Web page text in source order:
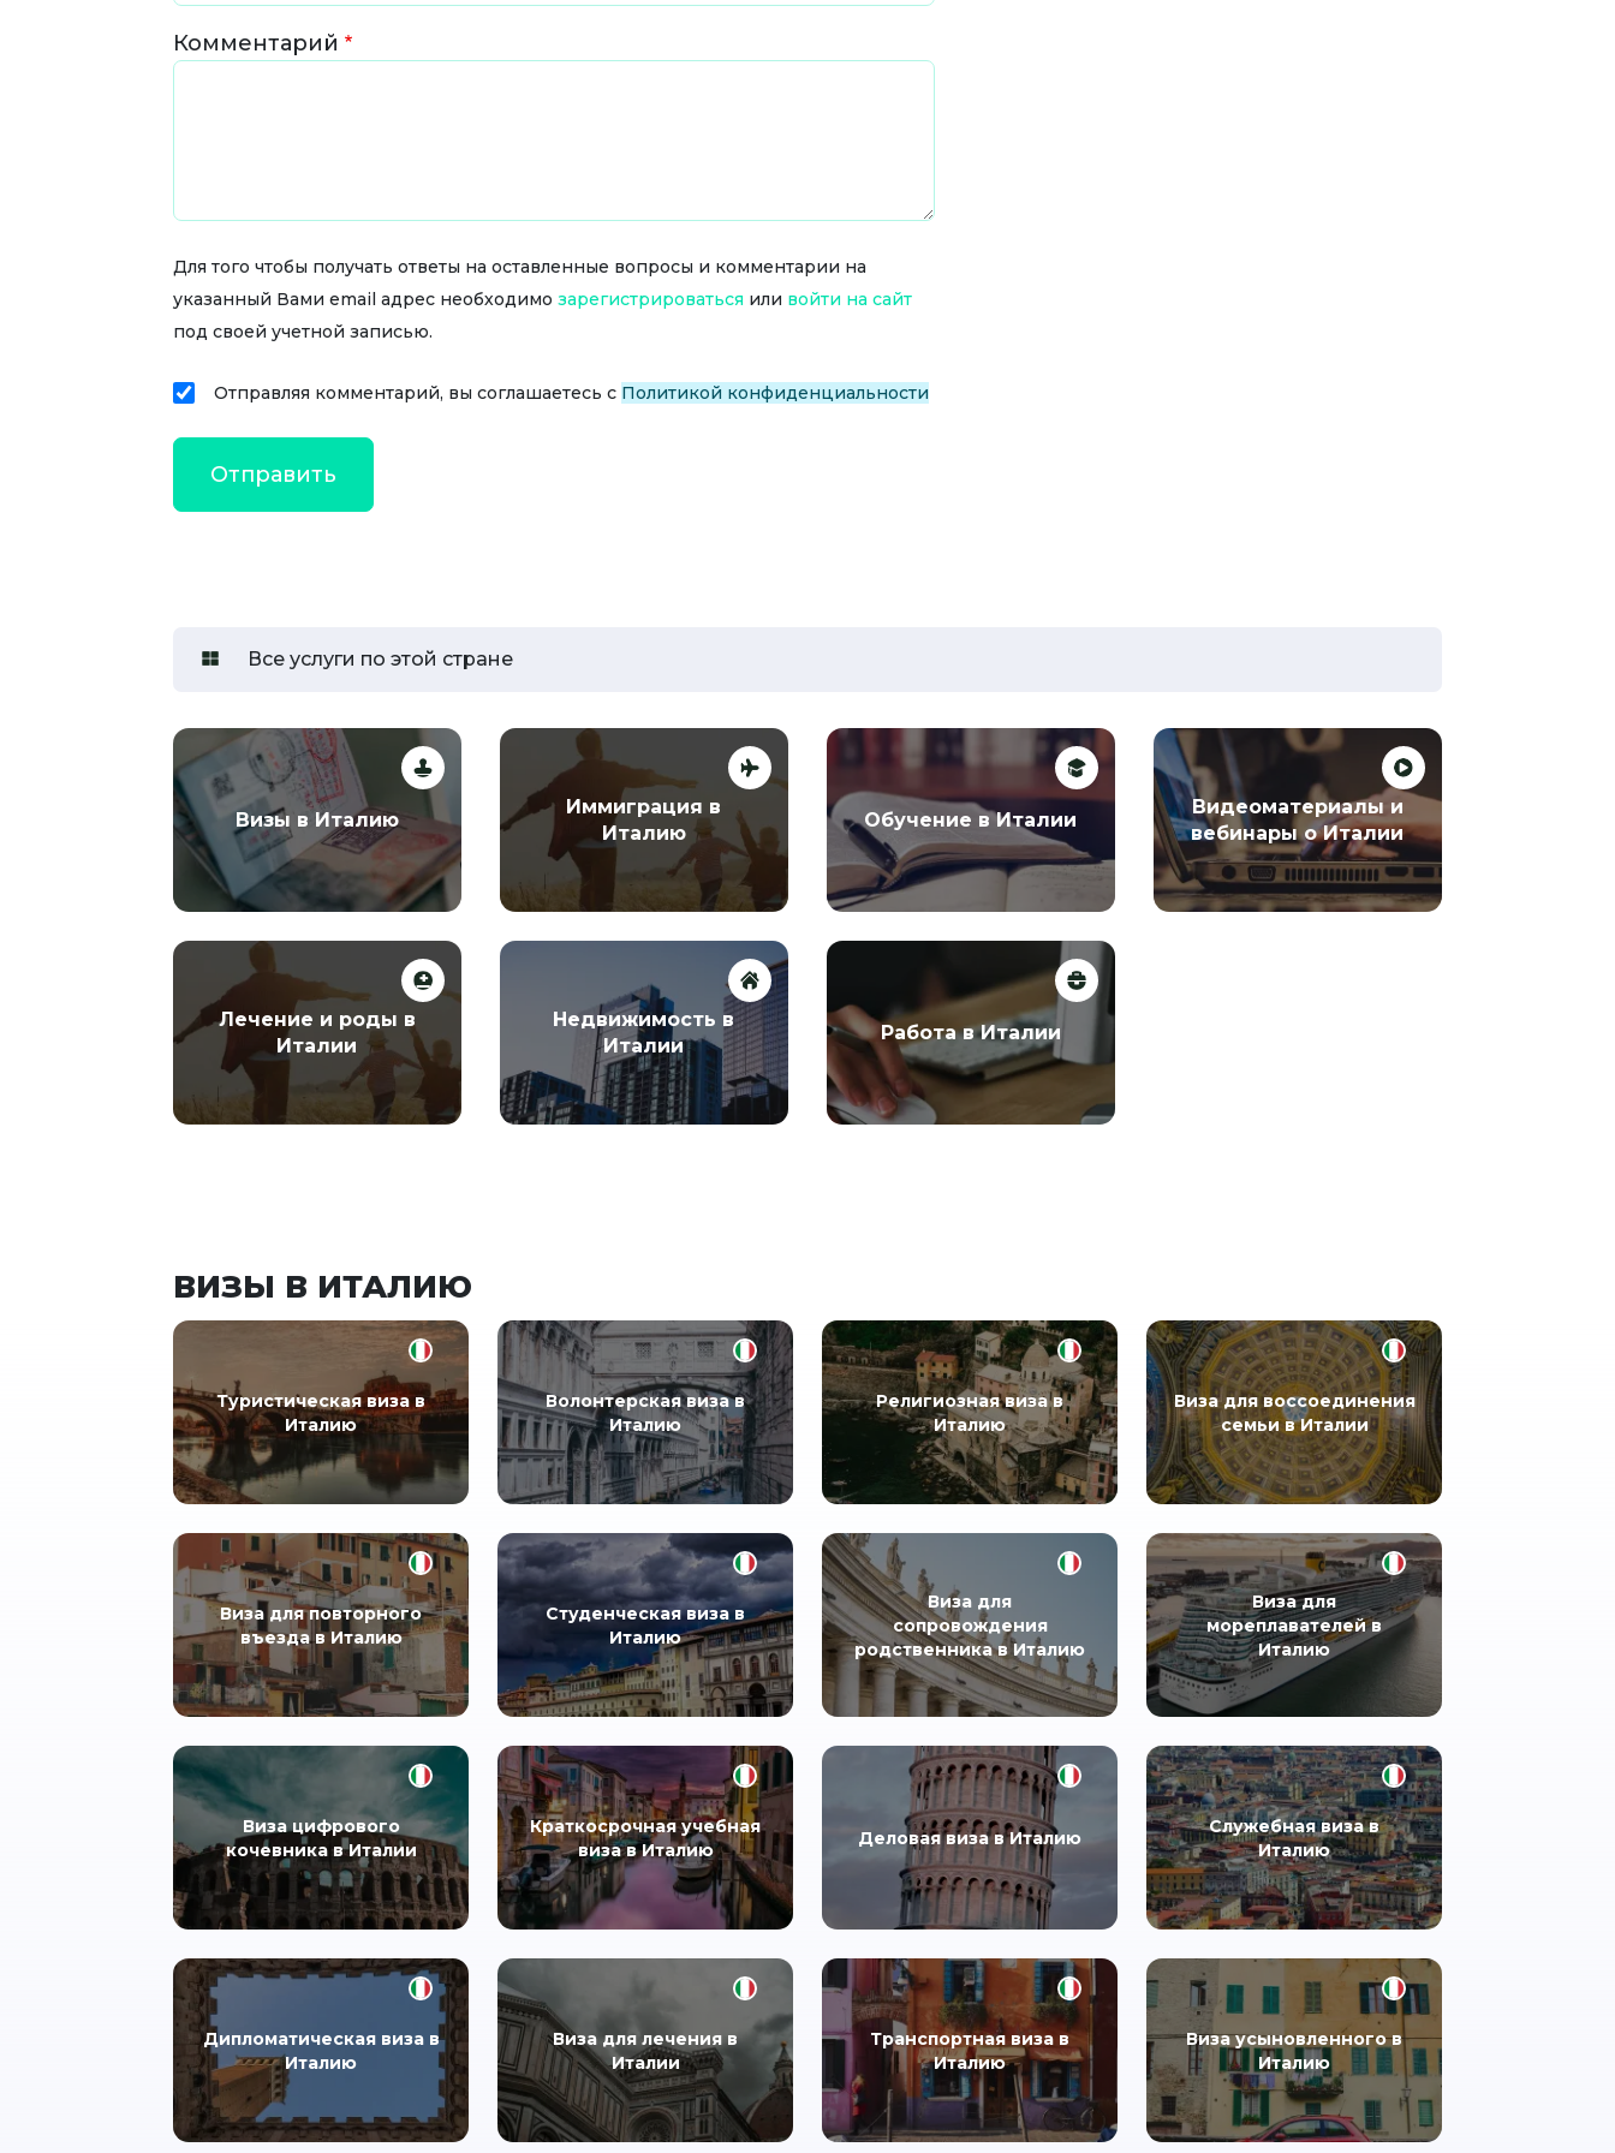
Комментарий
Для того чтобы получать ответы на оставленные вопросы и комментарии на
указанный Вами email адрес необходимо зарегистрироваться или войти на сайт
под своей учетной записью.
Отправляя комментарий, вы соглашаетесь с Политикой конфиденциальности
Все услуги по этой стране
Визы в Италию
Иммиграция в
Италию
Обучение в Италии
Видеоматериалы и
вебинары о Италии
Лечение и роды в
Италии
Недвижимость в
Италии
Работа в Италии
ВИЗЫ В ИТАЛИЮ
Туристическая виза в
Италию
Волонтерская виза в
Италию
Религиозная виза в
Италию
Виза для воссоединения
семьи в Италии
Виза для повторного
въезда в Италию
Студенческая виза в
Италию
Виза для
сопровождения
родственника в Италию
Виза для
мореплавателей в
Италию
Виза цифрового
кочевника в Италии
Краткосрочная учебная
виза в Италию
Деловая виза в Италию
Служебная виза в
Италию
Дипломатическая виза в
Италию
Виза для лечения в
Италии
Транспортная виза в
Италию
Виза усыновленного в
Италию